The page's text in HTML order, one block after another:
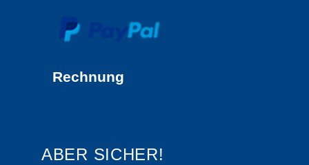
Rechnung
ABER SICHER!